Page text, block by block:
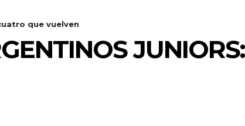
que vuelven
JUNIORS: